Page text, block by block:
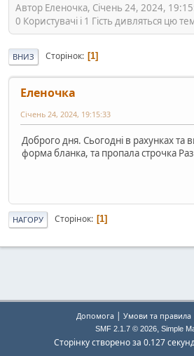
Автор Еленочка, Січень 24, 2024,
0 Користувачі і 1 Гість дивляться цю
ВНИЗ Сторінок 1
Еленочка
Січень 24, 2024, 19:15:33
Доброго дня. Сьогодні в рахунках та
форма бланка, та пропала строчка
НАГОРУ Сторінок 1
Допомога | Умови та правила
SMF 2.1.7 © 2026, Simple
Сторінку створено за 0.127